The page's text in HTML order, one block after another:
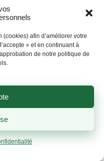
(cookies) afin d’améliorer votre
» et en continuant à
de notre politique de
CENTRE DE
TRANSFERT
(SHERBROOKE)